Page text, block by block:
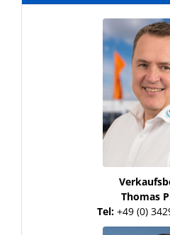
Thomas
Tel: +49 (0)